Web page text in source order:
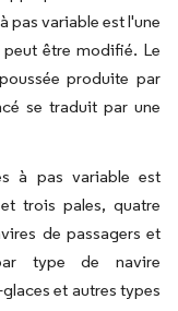
pas variable est l'une
peut être modifié. Le
produite par
se traduit par une
à pas variable est
trois pales, quatre
de passagers et
type de navire
et autres types